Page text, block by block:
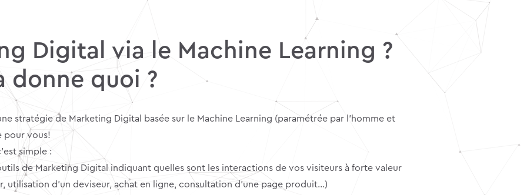
Digital via le Machine Learning ?
donne quoi ?
stratégie de Marketing Digital basée sur le Machine Learning (paramétrée par l’homme et
pour vous!
simple :
de Marketing Digital indiquant quelles sont les interactions de vos visiteurs à forte valeur
utilisation d’un deviseur, achat en ligne, consultation d’une page produit…)